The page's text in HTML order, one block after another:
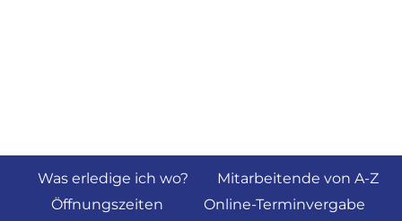
Was erledige ich wo?
Mitarbeitende von A-Z
Öffnungszeiten
Online-Terminvergabe